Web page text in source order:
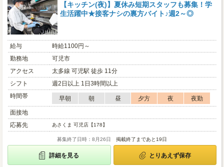
【キッチン(夜)】夏休み短期スタッフも募集！学
生活躍中★接客ナシの裏方バイト♪週2～◎
給与
時給1100円～
勤務地
可児市
アクセス
太多線 可児駅 徒歩 11分
シフト
週2日以上 1日3時間以上
時間帯
早朝 朝 昼 夕方 夜
夜勤
面接地
応募先
あさくま 可児店【178】
募集終了日時：8月26日 掲載終了まであと19日
詳細を見る とりあえず保存